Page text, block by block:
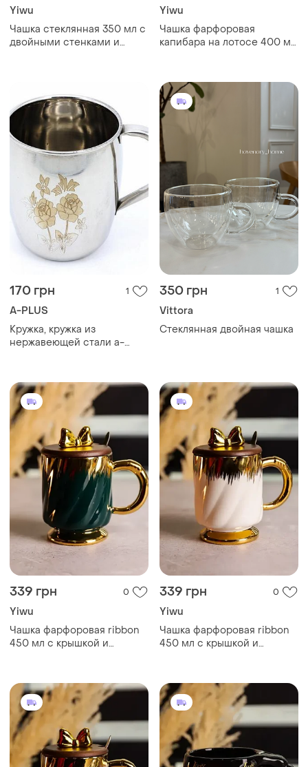
Yiwu
Чашка стеклянная 350 мл с
двойными стенками и
Yiwu
Чашка фарфоровая
капибара на лотосе 400 мл
170 грн 1
A-PLUS
Кружка, кружка из
нержавеющей стали а-
350 грн 1
Vittora
Стеклянная двойная чашка
339 грн 0
Yiwu
Чашка фарфоровая ribbon
450 мл с крышкой и
339 грн 0
Yiwu
Чашка фарфоровая ribbon
450 мл с крышкой и